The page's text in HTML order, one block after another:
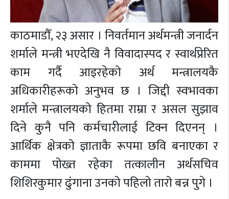
काठमाडौँ, २३ असार । निवर्तमान अर्थमन्त्री जनार्दन
शर्माले मन्त्री भएदेखि नै विवादास्पद र स्वार्थप्रेरित
काम गर्दै आइरहेको अर्थ मन्त्रालयकै
अधिकारीहरूको अनुभव छ । जिद्दी स्वभावका
शर्माले मन्त्रालयको हितमा राम्रा र असल सुझाव
दिने कुनै पनि कर्मचारीलाई टिक्न दिएनन् ।
आर्थिक क्षेत्रको ज्ञाताकै रूपमा छवि बनाएका र
काममा पोख्त रहेका तत्कालीन अर्थसचिव
शिशिरकुमार ढुंगाना उनको पहिलो तारो बन्न पुगे ।